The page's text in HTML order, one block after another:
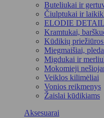
Buteliukai ir
Čiulptukai ir
ELODIE
Kramtukai,
Kūdikių
Miegmaišiai,
Migdukai ir
Mokomieji
Veiklos kilimėliai
Vonios reikmenys
Žaislai kūdikiams
Aksesuarai